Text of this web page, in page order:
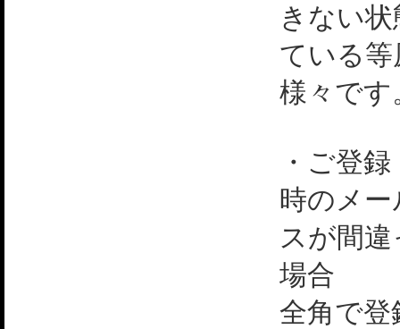
きない
ている
様々です
・ご登
時のメ
スが間
場合
全角で